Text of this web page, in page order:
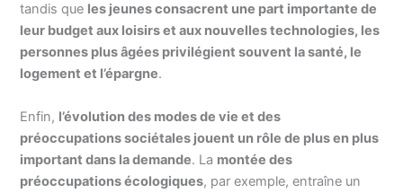
tandis que les jeunes consacrent une part importante de
leur budget aux loisirs et aux nouvelles technologies, les
personnes plus âgées privilégient souvent la santé, le
logement et l’épargne.
Enfin, l’évolution des modes de vie et des
préoccupations sociétales jouent un rôle de plus en plus
important dans la demande. La montée des
préoccupations écologiques, par exemple, entraîne un